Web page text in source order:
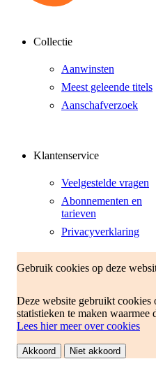
Gebruik cookies op deze
Deze website gebruikt cookies
statistieken te maken
Lees hier meer over cookies
Akkoord Niet akkoord
Collectie
Aanwinsten
Meest geleende titels
Aanschafverzoek
Klantenservice
Veelgestelde vragen
Abonnementen en
tarieven
Privacyverklaring